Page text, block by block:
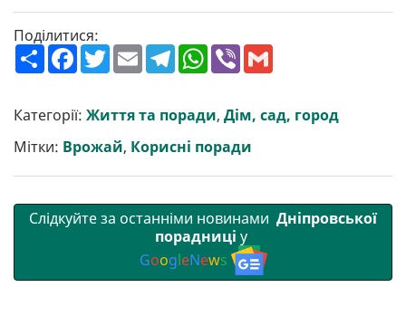
Поділитися:
П
о
ш
р
и
и
F
a
c
b
o
k
T
w
t
e
r
E
m
a
l
T
e
g
r
m
W
h
a
s
A
p
V
b
r l
Категорії: Життя та поради, Дім, сад, город
Мітки: Врожай, Корисні поради
Слідкуйте за останніми новинами Дніпровської
порадниці у
GoogleNews